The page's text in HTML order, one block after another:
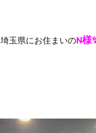
埼玉県にお住まいのN様